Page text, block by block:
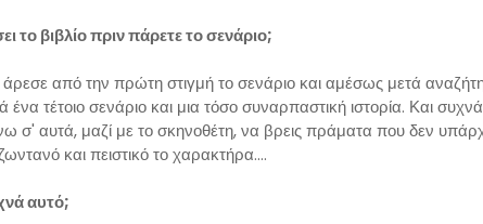
το βιβλίο πριν πάρετε το σενάριο;
από την πρώτη στιγμή το σενάριο και αμέσως μετά
ένα τέτοιο σενάριο και μια τόσο συναρπαστική ιστορία. Και
σ' αυτά, μαζί με το σκηνοθέτη, να βρεις πράματα που δεν
και πειστικό το χαρακτήρα....
αυτό;